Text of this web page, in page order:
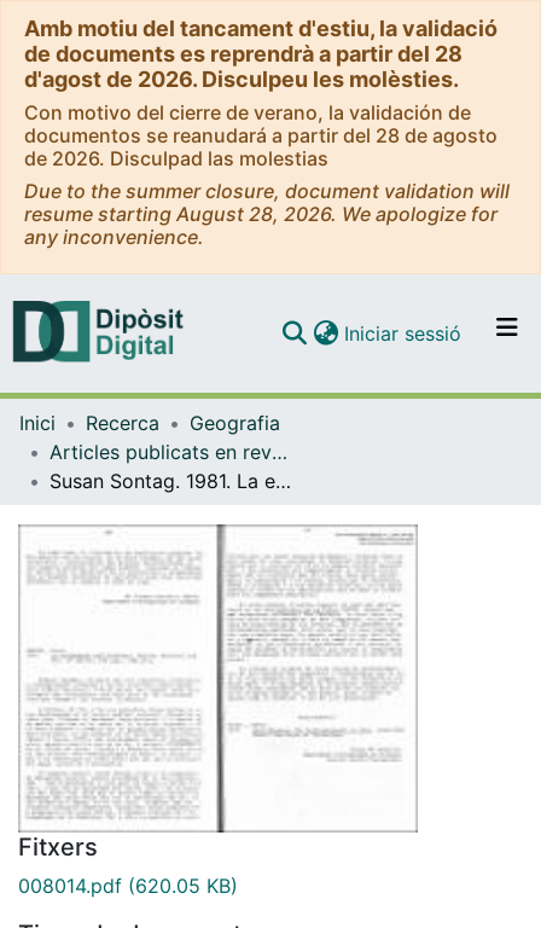
Amb motiu del tancament d'estiu, la validació
de documents es reprendrà a partir del 28
d'agost de 2026. Disculpeu les molèsties.
Con motivo del cierre de verano, la validación de
documentos se reanudará a partir del 28 de agosto
de 2026. Disculpad las molestias
Due to the summer closure, document validation will
resume starting August 28, 2026. We apologize for
any inconvenience.
Navega per tot el DD
Contacte
Iniciar sessió (current)
Inici Recerca
Geografia
Articles publicats en revistes (Geografia)
Susan Sontag. 1981. La enfermedad como metáfora. Madrid. Hunchnlk editor. 120 pàg
Fitxers
008014.pdf (620.05 KB)